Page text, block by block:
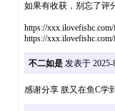
如果有收获，别忘了评
https://
https://
不二如是发表于 2025-
感谢分享 朕又在鱼C学